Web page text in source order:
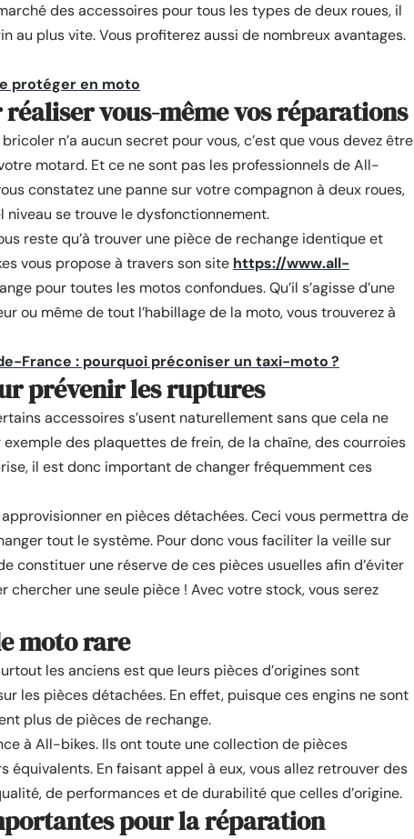
des accessoires pour tous les types de deux roues, il
au plus vite. Vous profiterez aussi de nombreux avantages.
protéger en moto
vous-même vos réparations
n’a aucun secret pour vous, c’est que vous devez être
motard. Et ce ne sont pas les professionnels de All-
constatez une panne sur votre compagnon à deux roues,
se trouve le dysfonctionnement.
reste qu’à trouver une pièce de rechange identique et
vous propose à travers son site https://www.all-
pour toutes les motos confondues. Qu’il s’agisse d’une
ou même de tout l’habillage de la moto, vous trouverez à
France : pourquoi préconiser un taxi-moto ?
prévenir les ruptures
accessoires s’usent naturellement sans que cela ne
exemple des plaquettes de frein, de la chaîne, des courroies
il est donc important de changer fréquemment ces
en pièces détachées. Ceci vous permettra de
tout le système. Pour donc vous faciliter la veille sur
constituer une réserve de ces pièces usuelles afin d’éviter
chercher une seule pièce ! Avec votre stock, vous serez
moto rare
les anciens est que leurs pièces d’origines sont
les pièces détachées. En effet, puisque ces engins ne sont
plus de pièces de rechange.
à All-bikes. Ils ont toute une collection de pièces
équivalents. En faisant appel à eux, vous allez retrouver des
de performances et de durabilité que celles d’origine.
pour la réparation